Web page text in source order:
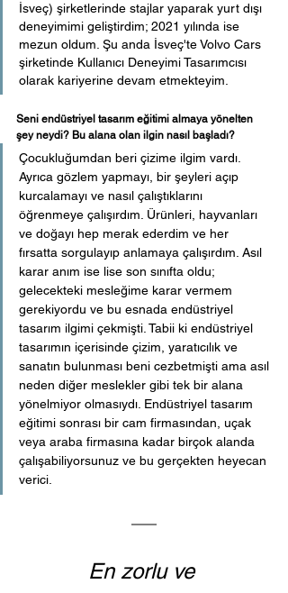
İsveç) şirketlerinde stajlar yaparak yurt dışı
deneyimimi geliştirdim; 2021 yılında ise
mezun oldum. Şu anda İsveç'te Volvo Cars
şirketinde Kullanıcı Deneyimi Tasarımcısı
olarak kariyerine devam etmekteyim.
Seni endüstriyel tasarım eğitimi almaya yönelten
şey neydi? Bu alana olan ilgin nasıl başladı?
Çocukluğumdan beri çizime ilgim vardı.
Ayrıca gözlem yapmayı, bir şeyleri açıp
kurcalamayı ve nasıl çalıştıklarını
öğrenmeye çalışırdım. Ürünleri, hayvanları
ve doğayı hep merak ederdim ve her
fırsatta sorgulayıp anlamaya çalışırdım. Asıl
karar anım ise lise son sınıfta oldu;
gelecekteki mesleğime karar vermem
gerekiyordu ve bu esnada endüstriyel
tasarım ilgimi çekmişti. Tabii ki endüstriyel
tasarımın içerisinde çizim, yaratıcılık ve
sanatın bulunması beni cezbetmişti ama asıl
neden diğer meslekler gibi tek bir alana
yönelmiyor olmasıydı. Endüstriyel tasarım
eğitimi sonrası bir cam firmasından, uçak
veya araba firmasına kadar birçok alanda
çalışabiliyorsunuz ve bu gerçekten heyecan
verici.
En zorlu ve